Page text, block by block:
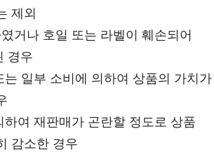
제외
거나 호일 또는 라벨이 훼손되어
경우
는 일부 소비에 의하여 상품의 가치가
하여 재판매가 곤란할 정도로 상품
감소한 경우